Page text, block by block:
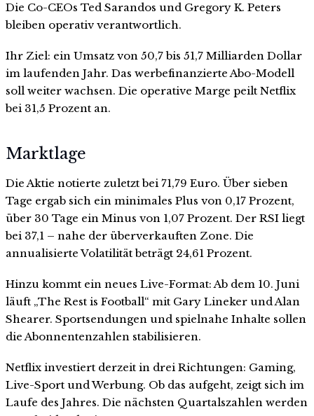
Die Co-CEOs Ted Sarandos und Gregory K. Peters
bleiben operativ verantwortlich.
Ihr Ziel: ein Umsatz von 50,7 bis 51,7 Milliarden Dollar
im laufenden Jahr. Das werbefinanzierte Abo-Modell
soll weiter wachsen. Die operative Marge peilt Netflix
bei 31,5 Prozent an.
Marktlage
Die Aktie notierte zuletzt bei 71,79 Euro. Über sieben
Tage ergab sich ein minimales Plus von 0,17 Prozent,
über 30 Tage ein Minus von 1,07 Prozent. Der RSI liegt
bei 37,1 – nahe der überverkauften Zone. Die
annualisierte Volatilität beträgt 24,61 Prozent.
Hinzu kommt ein neues Live-Format: Ab dem 10. Juni
läuft „The Rest is Football“ mit Gary Lineker und Alan
Shearer. Sportsendungen und spielnahe Inhalte sollen
die Abonnentenzahlen stabilisieren.
Netflix investiert derzeit in drei Richtungen: Gaming,
Live-Sport und Werbung. Ob das aufgeht, zeigt sich im
Laufe des Jahres. Die nächsten Quartalszahlen werden